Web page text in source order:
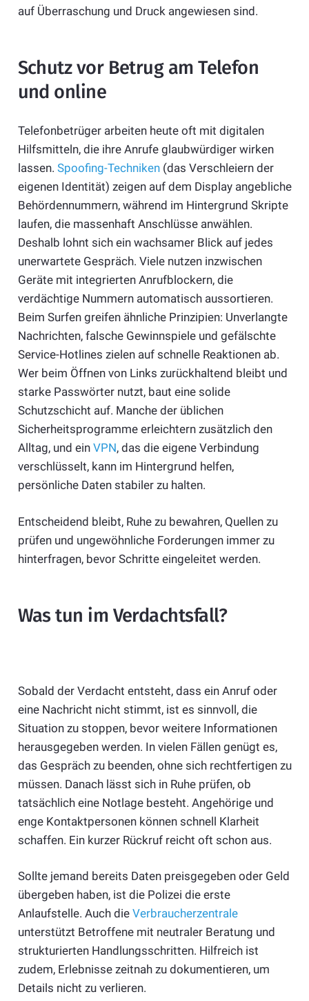
auf Überraschung und Druck angewiesen sind.
Schutz vor Betrug am Telefon
und online
Telefonbetrüger arbeiten heute oft mit digitalen
Hilfsmitteln, die ihre Anrufe glaubwürdiger wirken
lassen. Spoofing-Techniken(das Verschleiern der
eigenen Identität) zeigen auf dem Display angebliche
Behördennummern, während im Hintergrund Skripte
laufen, die massenhaft Anschlüsse anwählen.
Deshalb lohnt sich ein wachsamer Blick auf jedes
unerwartete Gespräch. Viele nutzen inzwischen
Geräte mit integrierten Anrufblockern, die
verdächtige Nummern automatisch aussortieren.
Beim Surfen greifen ähnliche Prinzipien: Unverlangte
Nachrichten, falsche Gewinnspiele und gefälschte
Service-Hotlines zielen auf schnelle Reaktionen ab.
Wer beim Öffnen von Links zurückhaltend bleibt und
starke Passwörter nutzt, baut eine solide
Schutzschicht auf. Manche der üblichen
Sicherheitsprogramme erleichtern zusätzlich den
Alltag, und ein VPN, das die eigene Verbindung
verschlüsselt, kann im Hintergrund helfen,
persönliche Daten stabiler zu halten.
Entscheidend bleibt, Ruhe zu bewahren, Quellen zu
prüfen und ungewöhnliche Forderungen immer zu
hinterfragen, bevor Schritte eingeleitet werden.
Was tun im Verdachtsfall?
Sobald der Verdacht entsteht, dass ein Anruf oder
eine Nachricht nicht stimmt, ist es sinnvoll, die
Situation zu stoppen, bevor weitere Informationen
herausgegeben werden. In vielen Fällen genügt es,
das Gespräch zu beenden, ohne sich rechtfertigen zu
müssen. Danach lässt sich in Ruhe prüfen, ob
tatsächlich eine Notlage besteht. Angehörige und
enge Kontaktpersonen können schnell Klarheit
schaffen. Ein kurzer Rückruf reicht oft schon aus.
Sollte jemand bereits Daten preisgegeben oder Geld
übergeben haben, ist die Polizei die erste
Anlaufstelle. Auch die Verbraucherzentrale
unterstützt Betroffene mit neutraler Beratung und
strukturierten Handlungsschritten. Hilfreich ist
zudem, Erlebnisse zeitnah zu dokumentieren, um
Details nicht zu verlieren.